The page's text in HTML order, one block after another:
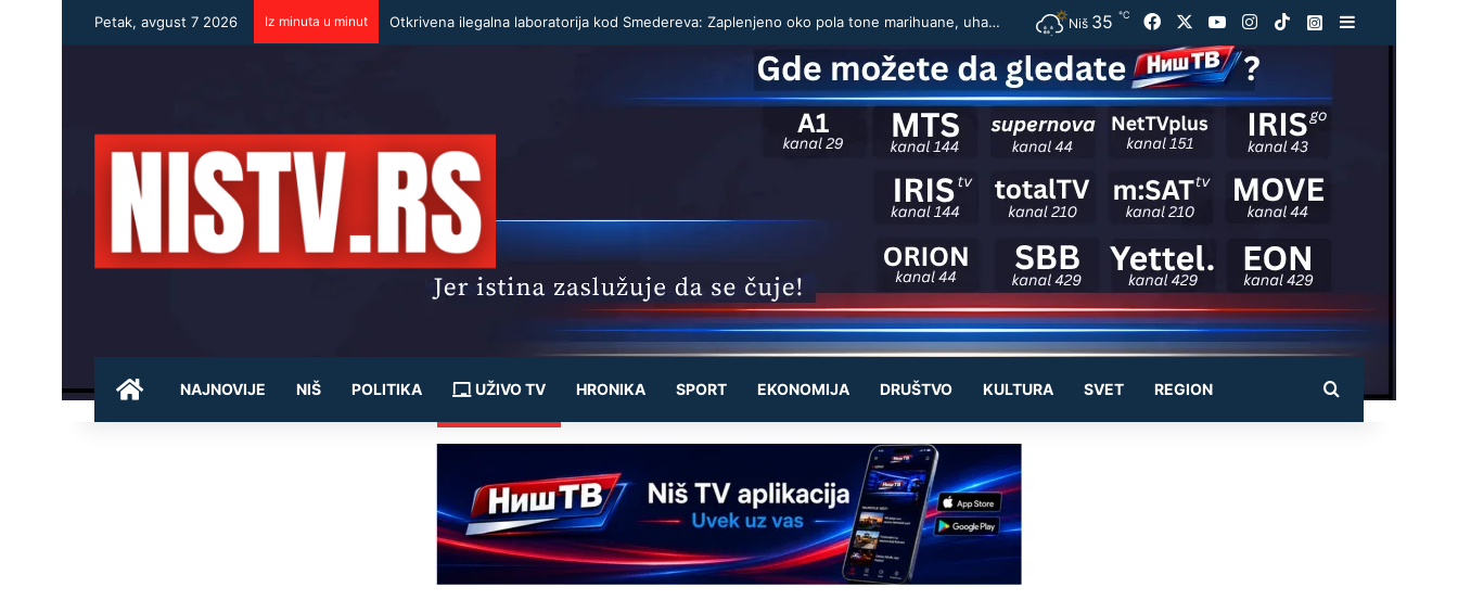
Petak, avgust 7 2026 Iz minuta u minut Otkrivena ilegalna laboratorija kod Smedereva: Zaplenjeno oko pola tone marihuane, uhapšeno šest osoba Niš 35 ℃ Facebook YouTubeInstagram
TikTokInstagram
POČETNA
NAJNOVIJE NIŠ POLITIKA UŽIVO TV HRONIKA SPORT EKONOMIJA DRUŠTVO KULTURA SVET REGION Pretraži